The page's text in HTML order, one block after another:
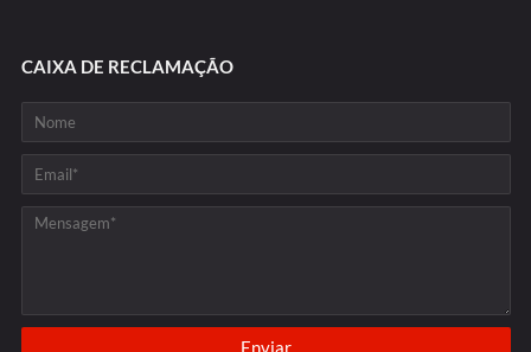
CAIXA DE RECLAMAÇÃO